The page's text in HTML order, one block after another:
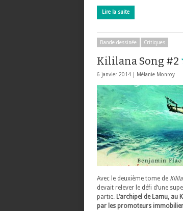
Lire la suite
Bande dessinée Critiques
Kililana Song #2
6 janvier 2014 | Mélanie Monroy
Avec le deuxième tome de
devait relever le défi d’une
partie. L’archipel de Lamu, au
par les promoteurs